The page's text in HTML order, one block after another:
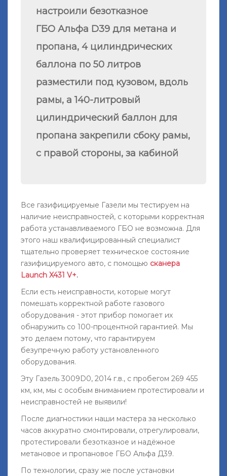
настроили безотказное
ГБО Альфа D39 для метана и
пропана, 4 цилиндрических
баллона по 50 литров
разместили под кузовом, вдоль
рамы, а 140-литровый
цилиндрический баллон для
пропана закрепили сбоку рамы,
с правой стороны, за кабиной
Все газифицируемые Газели мы тестируем на
наличие неисправностей, с которыми корректная
работа устанавливаемого ГБО не возможна. Для
этого наш квалифицированный специалист
тщательно проверяет техническое состояние
газифицируемого авто, с помощью сканера
Launch X431 V+.
Если есть неисправности, которые могут
помешать корректной работе газового
оборудования - этот прибор помогает их
обнаружить со 100-процентной гарантией. Мы
это делаем потому, что гарантируем
безупречную работу установленного
оборудования.
Эту Газель 3009D0, 2014 г.в., с пробегом 269 455
км, км, мы с особым вниманием протестировали и
неисправностей не выявили!
После диагностики наши мастера за несколько
часов аккуратно смонтировали, отрегулировали,
протестировали безотказное и надёжное
метановое и пропановое ГБО Альфа Д39.
По технологии, сразу же после установки